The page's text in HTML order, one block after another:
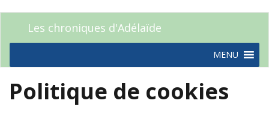
Les chroniques d'Adélaïde
MENU
Politique de cookies